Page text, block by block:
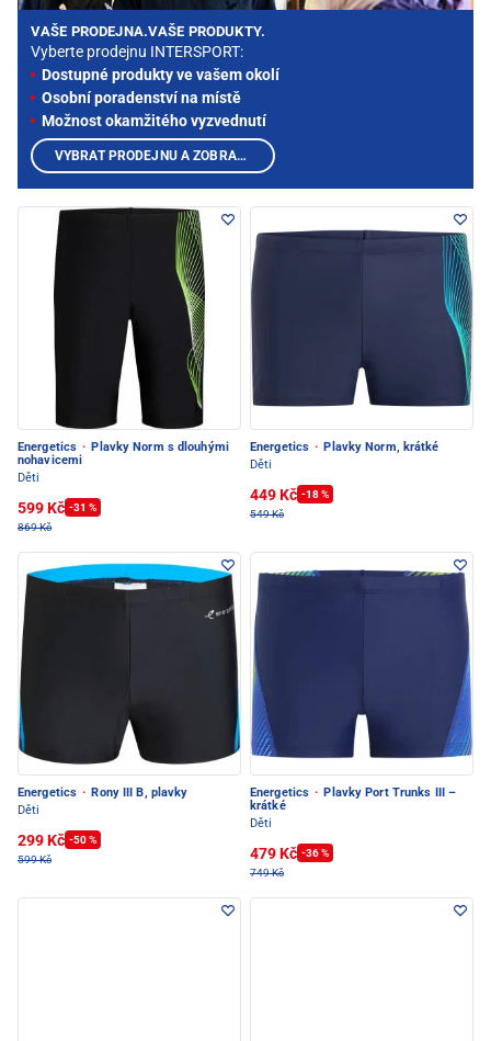
Energetics · Plavky Norm s dlouhými
nohavicemi
Děti
599 Kč -31 %
869 Kč
Energetics · Plavky Norm, krátké
Děti
449 Kč -18 %
549 Kč
Energetics · Rony III B, plavky
Děti
299 Kč -50 %
599 Kč
Energetics · Plavky Port Trunks III –
krátké
Děti
479 Kč -36 %
749 Kč
VAŠE PRODEJNA.VAŠE PRODUKTY.
Vyberte prodejnu INTERSPORT:
Dostupné produkty ve vašem okolí
Osobní poradenství na místě
Možnost okamžitého vyzvednutí
VYBRAT PRODEJNU A ZOBRAZIT PRODUKTY